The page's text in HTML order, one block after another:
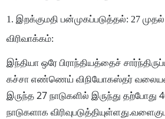
1. இறக்குமதி பன்முகப்படுத்தல்: 27
விரிவாக்கம்:
இந்தியா ஒரே பிராந்தியத்தைச்
கச்சா எண்ணெய் விநியோகஸ்தர்
இருந்த 27 நாடுகளில் இருந்து தற்போது
நாடுகளாக